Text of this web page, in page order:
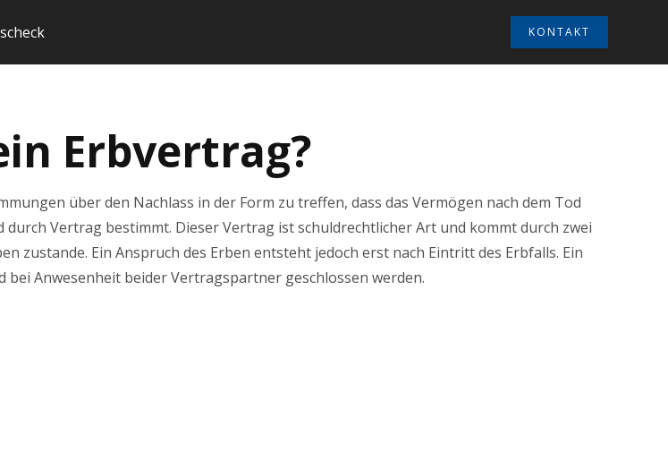
KONTAKT
Erbvertrag?
über den Nachlass in der Form zu treffen, dass das Vermögen nach dem Tod
Vertrag bestimmt. Dieser Vertrag ist schuldrechtlicher Art und kommt durch zwei
zustande. Ein Anspruch des Erben entsteht jedoch erst nach Eintritt des Erbfalls. Ein
Anwesenheit beider Vertragspartner geschlossen werden.